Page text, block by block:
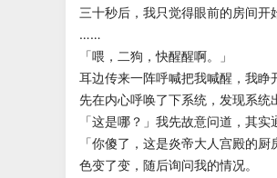
三十秒后，我只觉得眼前的房间开
……
「喂，二狗，快醒醒啊。」
耳边传来一阵呼喊把我喊醒，我
先在内心呼唤了下系统，发现系统
「这是哪？」我先故意问道，其
「你傻了，这是炎帝大人宫殿的
色变了变，随后询问我的情况。